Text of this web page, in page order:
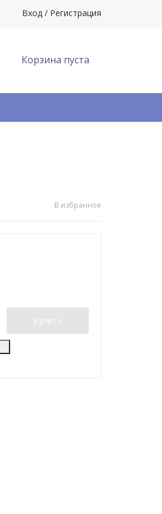
Вход / Регистрация
Корзина пуста
В избранное
Купить